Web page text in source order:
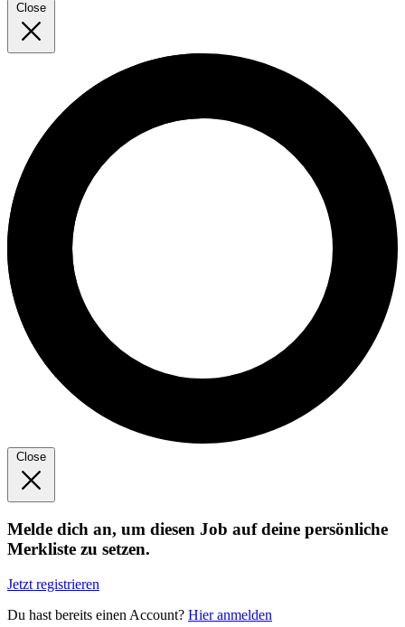
Close
Close
Melde dich an, um diesen Job auf deine persönliche
Merkliste zu setzen.
Jetzt registrieren
Du hast bereits einen Account? Hier anmelden